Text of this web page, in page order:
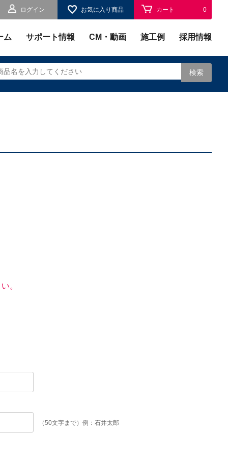
ログイン お気に入り商品 カート 0
ム サポート情報 CM・動画 施工例 採用情報
検索
。
（50文字まで）例：石井太郎